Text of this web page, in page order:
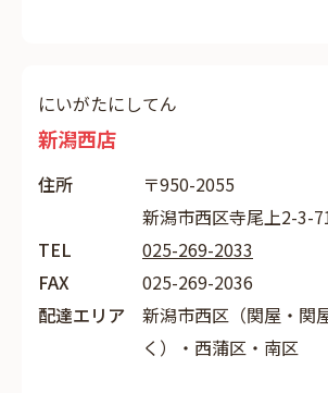
にいがたにしてん
新潟西店
住所
〒950-2055
新潟市西区寺尾上2-3-
TEL
025-269-2033
FAX
025-269-2036
配達エリア
新潟市西区（関屋・関
く）・西蒲区・南区